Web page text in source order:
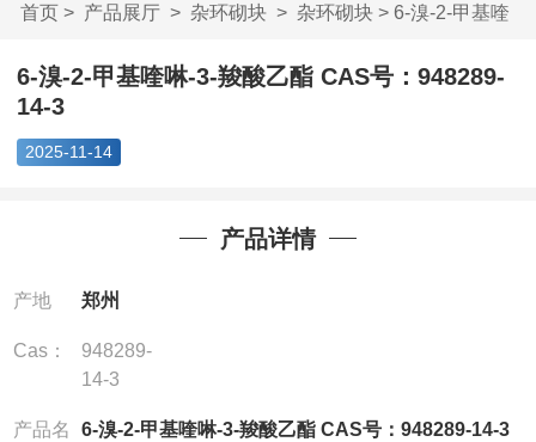
首页> 产品展厅> 杂环砌块> 杂环砌块> 6-溴-2-甲基喹
啉-3-羧酸乙酯 ...
6-溴-2-甲基喹啉-3-羧酸乙酯 CAS号：948289-
14-3
2025-11-14
产品详情
产地 郑州
Cas：
948289-
14-3
产品名
6-溴-2-甲基喹啉-3-羧酸乙酯 CAS号：948289-14-3